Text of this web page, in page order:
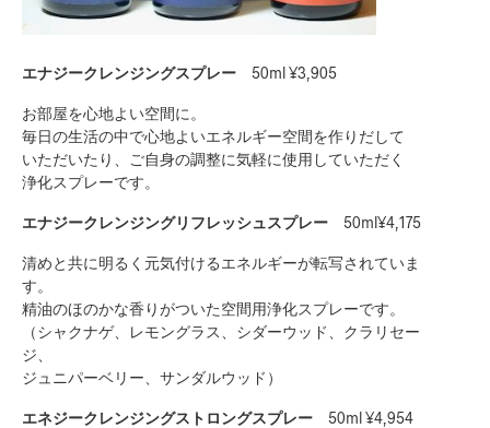
エナジークレンジングスプレー 50ml ¥3,905
お部屋を心地よい空間に。
毎日の生活の中で心地よいエネルギー空間を作りだして
いただいたり、ご自身の調整に気軽に使用していただく
浄化スプレーです。
エナジークレンジングリフレッシュスプレー 50ml¥4,175
清めと共に明るく元気付けるエネルギーが転写されていま
す。
精油のほのかな香りがついた空間用浄化スプレーです。
（シャクナゲ、レモングラス、シダーウッド、クラリセー
ジ、
ジュニパーベリー、サンダルウッド）
エネジークレンジングストロングスプレー 50ml ¥4,954